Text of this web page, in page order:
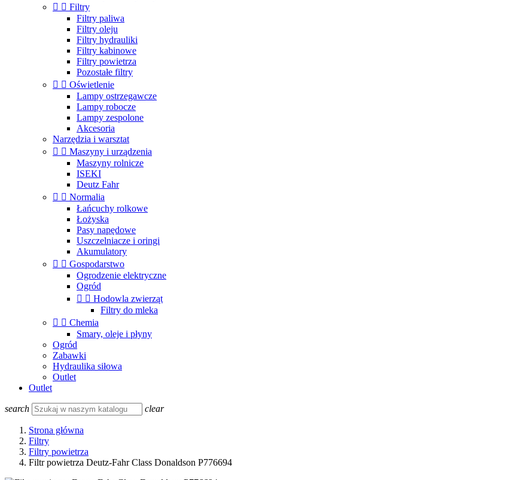
  Filtry
Filtry paliwa
Filtry oleju
Filtry hydrauliki
Filtry kabinowe
Filtry powietrza
Pozostałe filtry
  Oświetlenie
Lampy ostrzegawcze
Lampy robocze
Lampy zespolone
Akcesoria
Narzędzia i warsztat
  Maszyny i urządzenia
Maszyny rolnicze
ISEKI
Deutz Fahr
  Normalia
Łańcuchy rolkowe
Łożyska
Pasy napędowe
Uszczelniacze i oringi
Akumulatory
  Gospodarstwo
Ogrodzenie elektryczne
Ogród
  Hodowla zwierząt
Filtry do mleka
  Chemia
Smary, oleje i płyny
Ogród
Zabawki
Hydraulika siłowa
Outlet
Outlet
search clear
Strona główna
Filtry
Filtry powietrza
Filtr powietrza Deutz-Fahr Class Donaldson P776694